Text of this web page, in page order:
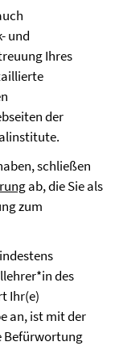
und
Ihres
der
schließen
ab, die Sie als
zum
des
Ihr(e)
an, ist mit der
Befürwortung